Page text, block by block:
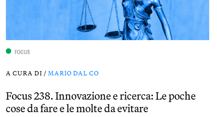
FOCUS
A CURA DI / MARIO DAL CO
Focus 238. Innovazione e ricerca: Le poche
cose da fare e le molte da evitare